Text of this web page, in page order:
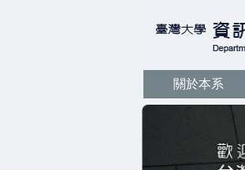
關於本系